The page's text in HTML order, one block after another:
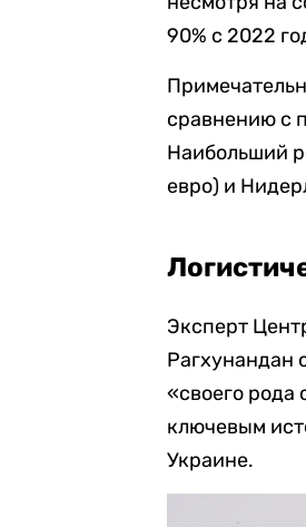
90% с 2022
сравнению с
Наибольший
евро) и
Эксперт
Рагхунандан
«своего рода
ключевым
Украине.